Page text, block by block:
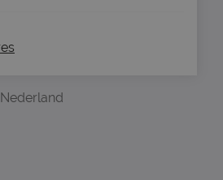
Nederland